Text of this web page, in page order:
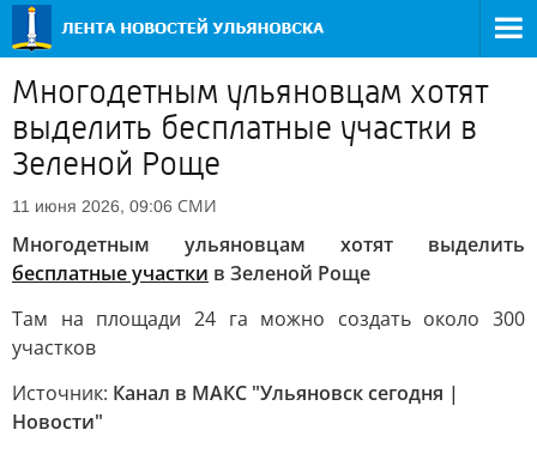
Многодетным ульяновцам хотят
выделить бесплатные участки в
Зеленой Роще
11 июня 2026, 09:06 СМИ
Многодетным ульяновцам хотят выделить
бесплатные участки в Зеленой Роще
Там на площади 24 га можно создать около 300
участков
Источник: Канал в МАКС "Ульяновск сегодня |
Новости"